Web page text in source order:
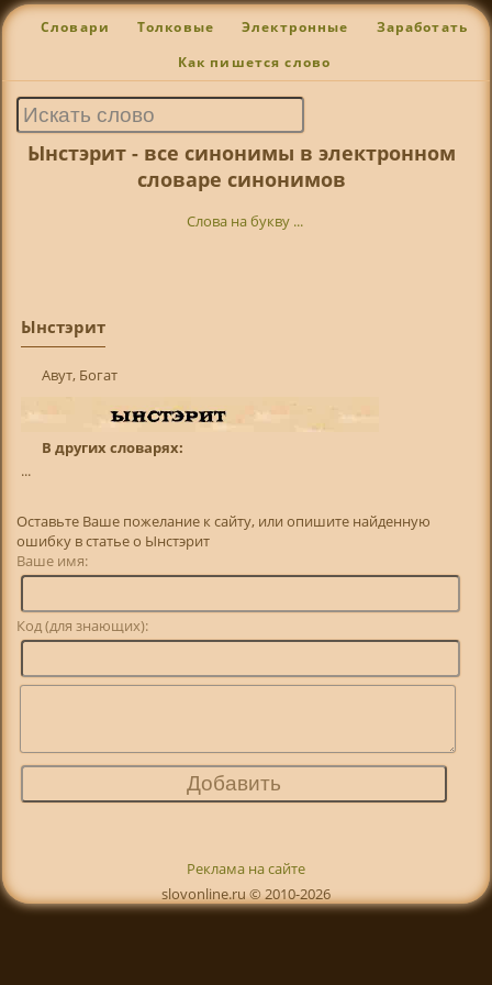
Словари Толковые Электронные Заработать
Как пишется слово
Ынстэрит - все синонимы в электронном
словаре синонимов
Слова на букву ...
Ынстэрит
Авут, Богат
В других словарях:
...
Оставьте Ваше пожелание к сайту, или опишите найденную
ошибку в статье о Ынстэрит
Ваше имя:
Код (для знающих):
Реклама на сайте
slovonline.ru © 2010-2026